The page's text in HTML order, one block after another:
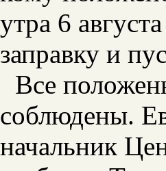
утра 6
заправку и
Все
соблюдены.
начальник